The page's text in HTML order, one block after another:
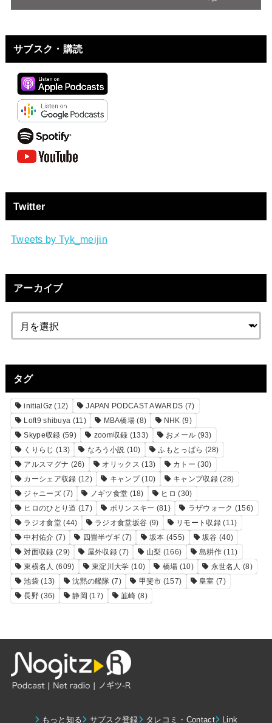
サブスク・購読
Twitter
Tweets by Tyk_meijin
アーカイブ
タグ
initialGz (12) JAPAN PODCAST AWARDS (7)
Loft9 shibuya (11) MBA橋場 (8) NHK (9)
Skype収録 (59) zoom収録 (133) おメール (93)
くりらじ (13) なろう小説 (10) ふもとっぱら (28)
アルスマグナ (26) オリックス (13) カトー (30)
カーシェア収録 (12) キャンプ(10) キャンプ収録(28)
ジャニーズ(7) ノギツ食堂 (18) ヒロ (30)
ヒロのひとり道 (17) ポリンスキー (81) ラザウォーク (156)
ラジオ食堂(44) ラジオ食堂坂谷 (9) リモート収録(11)
中村佑介 (7) 四畳半ヴギ (7) 坂本 (455) 坂谷 (40)
対面収録 (29) 屋外収録 (7) 山梨 (166) 島耕作(11)
東横名人 (609) 東淀川大学 (10) 橋場 (10) 永世名人 (8)
池袋 (13) 沈黙の艦隊 (7) 甲斐市 (157) 皇室 (7)
長野 (36) 静岡 (17) 韮崎 (8)
もっと知る サブスク登録 タレコミ・Contact Link